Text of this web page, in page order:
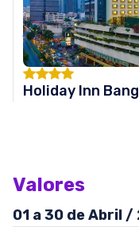
Holiday Inn
Valores
01 a 30 de Abril /